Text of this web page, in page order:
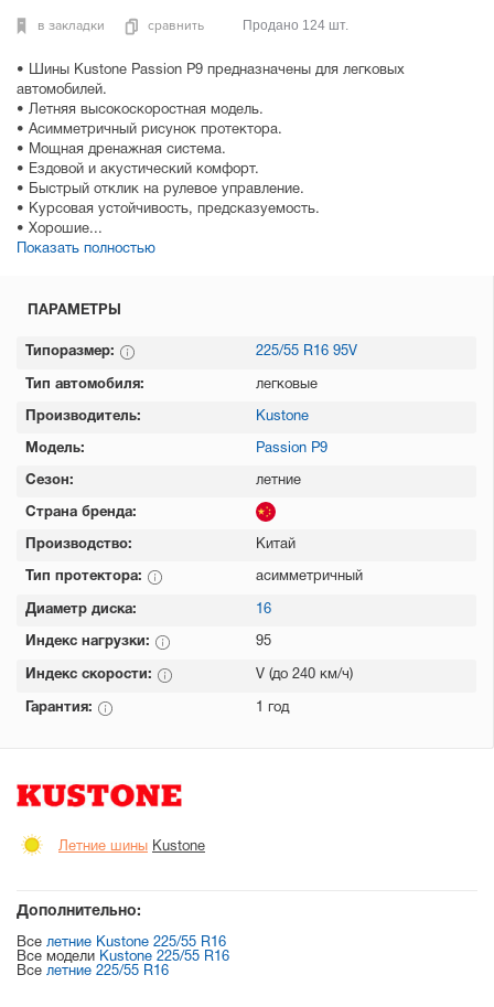
• Шины Kustone Passion P9 предназначены для легковых
автомобилей.
• Летняя высокоскоростная модель.
• Асимметричный рисунок протектора.
• Мощная дренажная система.
• Ездовой и акустический комфорт.
• Быстрый отклик на рулевое управление.
• Курсовая устойчивость, предсказуемость.
• Хорошие...
Показать полностью
в закладки сравнить Продано 124 шт.
ПАРАМЕТРЫ
Типоразмер: 225/55 R16 95V
Тип автомобиля: легковые
Производитель: Kustone
Модель: Passion P9
Сезон: летние
Страна бренда:
Производство: Китай
Тип протектора: асимметричный
Диаметр диска: 16
Индекс нагрузки: 95
Индекс скорости: V (до 240 км/ч)
Гарантия: 1 год
Летние шины Kustone
Дополнительно:
Все летние Kustone 225/55 R16
Все модели Kustone 225/55 R16
Все летние 225/55 R16